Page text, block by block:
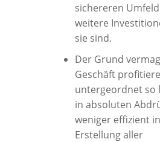
sichereren
weitere
sie sind.
Der Grund
Geschäft
untergeordnet so
in absoluten
weniger effizient
Erstellung aller